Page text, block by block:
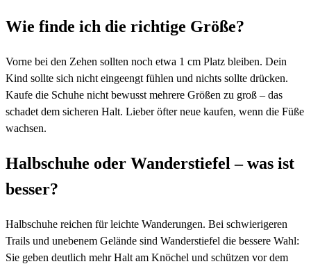
Wie finde ich die richtige Größe?
Vorne bei den Zehen sollten noch etwa 1 cm Platz bleiben. Dein
Kind sollte sich nicht eingeengt fühlen und nichts sollte drücken.
Kaufe die Schuhe nicht bewusst mehrere Größen zu groß – das
schadet dem sicheren Halt. Lieber öfter neue kaufen, wenn die Füße
wachsen.
Halbschuhe oder Wanderstiefel – was ist
besser?
Halbschuhe reichen für leichte Wanderungen. Bei schwierigeren
Trails und unebenem Gelände sind Wanderstiefel die bessere Wahl:
Sie geben deutlich mehr Halt am Knöchel und schützen vor dem